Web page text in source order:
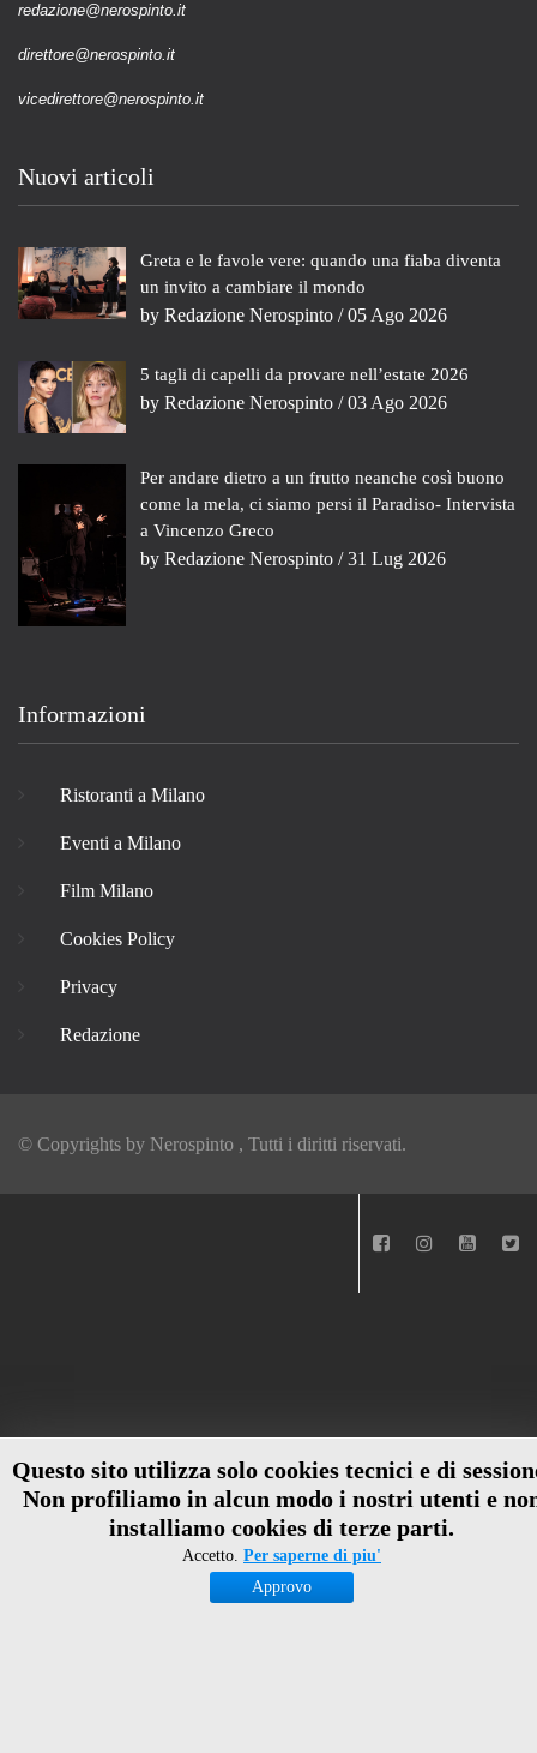
Questo sito utilizza solo cookies tecnici e di
Non profiliamo in alcun modo i nostri utenti e
installiamo cookies di terze parti.
Accetto. Per saperne di piu'
Approvo
redazione@nerospinto.it
direttore@nerospinto.it
vicedirettore@nerospinto.it
Nuovi articoli
Greta e le favole vere: quando una fiaba diventa
un invito a cambiare il mondo
by Redazione Nerospinto / 05 Ago 2026
5 tagli di capelli da provare nell’estate 2026
by Redazione Nerospinto / 03 Ago 2026
Per andare dietro a un frutto neanche così buono
come la mela, ci siamo persi il Paradiso- Intervista
a Vincenzo Greco
by Redazione Nerospinto / 31 Lug 2026
Informazioni
Ristoranti a Milano
Eventi a Milano
Film Milano
Cookies Policy
Privacy
Redazione
© Copyrights by Nerospinto , Tutti i diritti riservati.